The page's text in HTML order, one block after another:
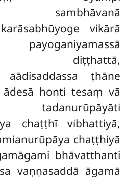
sambhāvanā
vikārā
diṭṭhattā,
aādisaddassa ṭhāne
ādesā honti tesaṃ vā
chaṭṭhī vibhattiyā,
chaṭṭhiyā
bhāvatthanti
vaṇṇasaddā āgamā